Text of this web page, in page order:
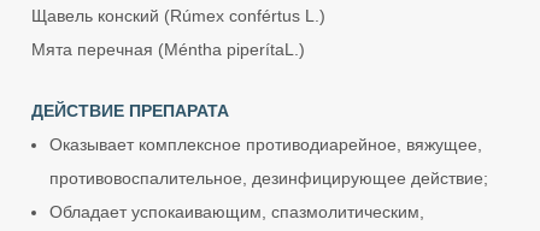
Щавель конский (Rúmex confértus L.)
Мята перечная (Méntha piperítaL.)
ДЕЙСТВИЕ ПРЕПАРАТА
Оказывает комплексное противодиарейное, вяжущее,
противовоспалительное, дезинфицирующее действие;
Обладает успокаивающим, спазмолитическим,